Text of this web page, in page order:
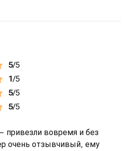
5/5
1/5
5/5
5/5
привезли вовремя и без
очень отзывчивый, ему